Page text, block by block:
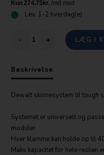
Lev. 1-2 hverdag(e)
- +
Beskrivelse
Dewalt skinnesystem til tough
Systemet er universelt og
moduler.
Hver klamme kan holde op til
Maks kapacitet for hele reolen